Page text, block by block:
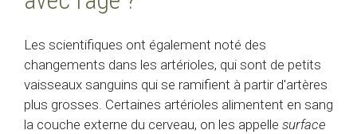
Les scientifiques ont également noté des
changements dans les artérioles, qui sont de petits
vaisseaux sanguins qui se ramifient à partir d'artères
plus grosses. Certaines artérioles alimentent en sang
la couche externe du cerveau, on les appelle surface